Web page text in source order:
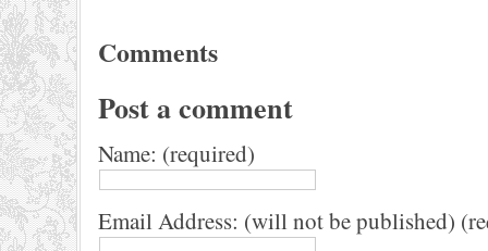
Comments
Post a comment
Name: (required)
Email Address: (will not be published)